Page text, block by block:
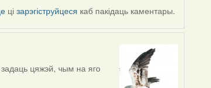
цізарэгіструйцеся каб пакідаць каментары.
задаць цяжэй, чым на яго